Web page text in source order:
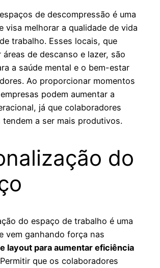
de descompressão é uma
visa melhorar a qualidade de vida
trabalho. Esses locais, que
áreas de descanso e lazer, são
a saúde mental e o bem-estar
Ao proporcionar momentos
podem aumentar a
já que colaboradores
a ser mais produtivos.
do
do espaço de trabalho é uma
vem ganhando força nas
layout para aumentar eficiência
que os colaboradores